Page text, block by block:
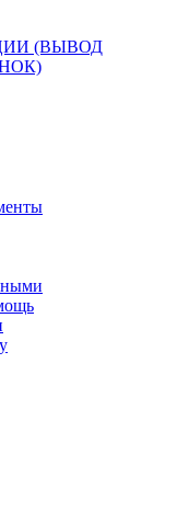
(ВЫВОД